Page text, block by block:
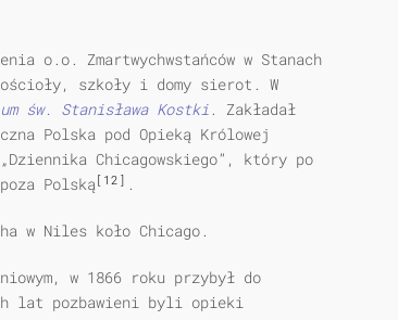
o.o. Zmartwychwstańców w Stanach
szkoły i domy sierot. W
św. Stanisława Kostki. Zakładał
Polska pod Opieką Królowej
Chicagowskiego”, który po
Polską[12] .
w Niles koło Chicago.
w 1866 roku przybył do
lat pozbawieni byli opieki